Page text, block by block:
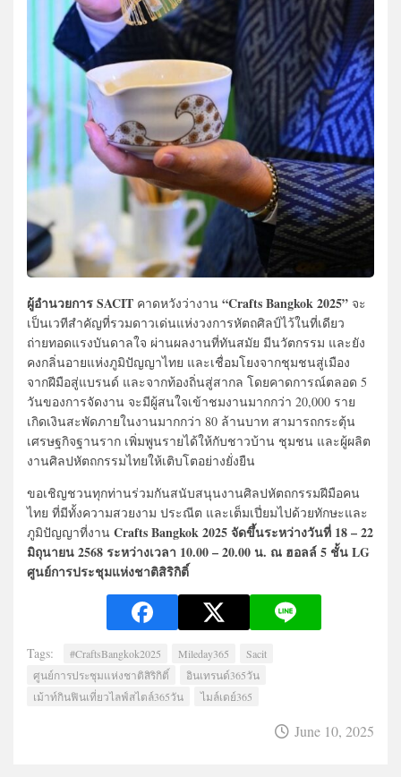
ผู้อำนวยการ SACIT คาดหวังว่างาน “Crafts Bangkok 2025” จะ
เป็นเวทีสำคัญที่รวมดาวเด่นแห่งวงการหัตถศิลป์ไว้ในที่เดียว
ถ่ายทอดแรงบันดาลใจ ผ่านผลงานที่ทันสมัย มีนวัตกรรม และยัง
คงกลิ่นอายแห่งภูมิปัญญาไทย และเชื่อมโยงจากชุมชนสู่เมือง
จากฝีมือสู่แบรนด์ และจากท้องถิ่นสู่สากล โดยคาดการณ์ตลอด 5
วันของการจัดงาน จะมีผู้สนใจเข้าชมงานมากกว่า 20,000 ราย
เกิดเงินสะพัดภายในงานมากกว่า 80 ล้านบาท สามารถกระตุ้น
เศรษฐกิจฐานราก เพิ่มพูนรายได้ให้กับชาวบ้าน ชุมชน และผู้ผลิต
งานศิลปหัตถกรรมไทยให้เติบโตอย่างยั่งยืน
ขอเชิญชวนทุกท่านร่วมกันสนับสนุนงานศิลปหัตถกรรมฝีมือคน
ไทย ที่มีทั้งความสวยงาม ประณีต และเต็มเปี่ยมไปด้วยทักษะและ
ภูมิปัญญาที่งาน Crafts Bangkok 2025จัดขึ้นระหว่างวันที่ 18 – 22
มิถุนายน 2568 ระหว่างเวลา 10.00 – 20.00 น. ณ ฮอลล์ 5 ชั้น LG
ศูนย์การประชุมแห่งชาติสิริกิติ์
Tags: #CraftsBangkok2025 Mileday365
Sacit
ศูนย์การประชุมแห่งชาติสิริกิติ์
อินเทรนด์365วัน
เม้าท์กินฟินเที่ยวไลฟ์สไตล์365วัน
ไมล์เดย์365
June 10, 2025